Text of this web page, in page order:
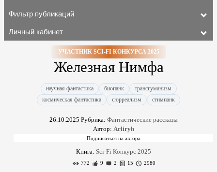
Фильтр публикаций
Личный кабинет
УЧАСТНИК SCI-FI КОНКУРСА 2025
Железная Нимфа
научная фантастика биопанк
трансгуманизм
космическая фантастика
сюрреализм стимпанк
26.10.2025 Рубрика: Фантастические рассказы
Автор: Arliryh
Книга: Sci-Fi Конкурс 2025
772 9 2 15 2980